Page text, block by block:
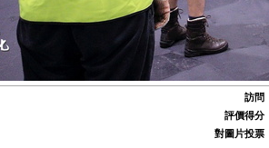
訪問
評價得分
對圖片投票